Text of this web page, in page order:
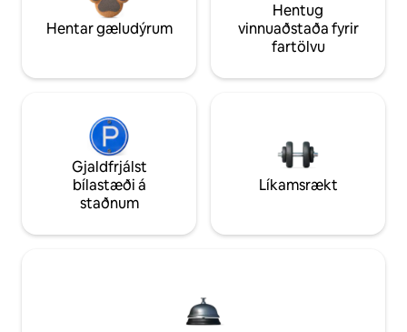
Hentar gæludýrum
Hentug
vinnuaðstaða fyrir
fartölvu
Gjaldfrjálst
bílastæði á
staðnum
Líkamsrækt